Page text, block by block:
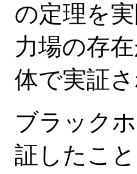
の定理を
力場の存
体で実証
ブラック
証したこ